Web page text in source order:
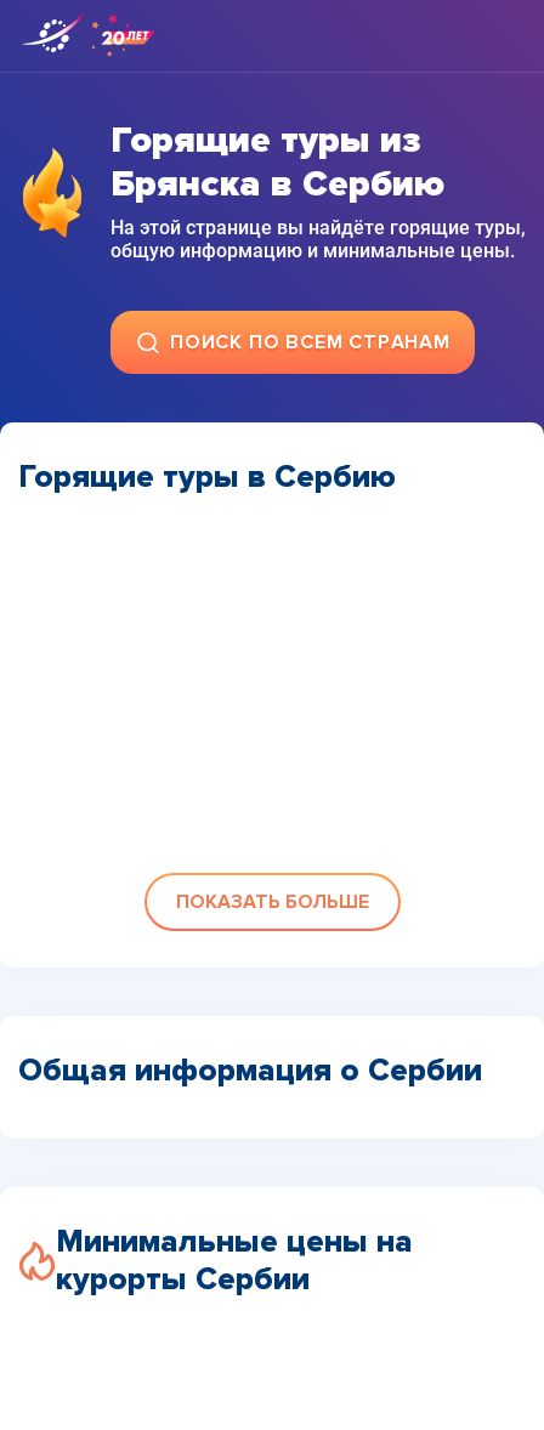
Горящие туры из
Брянска в Сербию
На этой странице вы найдёте горящие туры,
общую информацию и минимальные цены.
ПОИСК ПО ВСЕМ СТРАНАМ
Горящие туры в Сербию
ПОКАЗАТЬ БОЛЬШЕ
Общая информация о Сербии
Минимальные цены на
курорты Сербии